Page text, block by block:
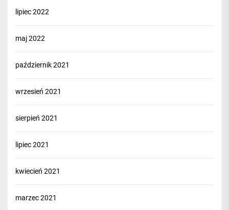
lipiec 2022
maj 2022
październik 2021
wrzesień 2021
sierpień 2021
lipiec 2021
kwiecień 2021
marzec 2021